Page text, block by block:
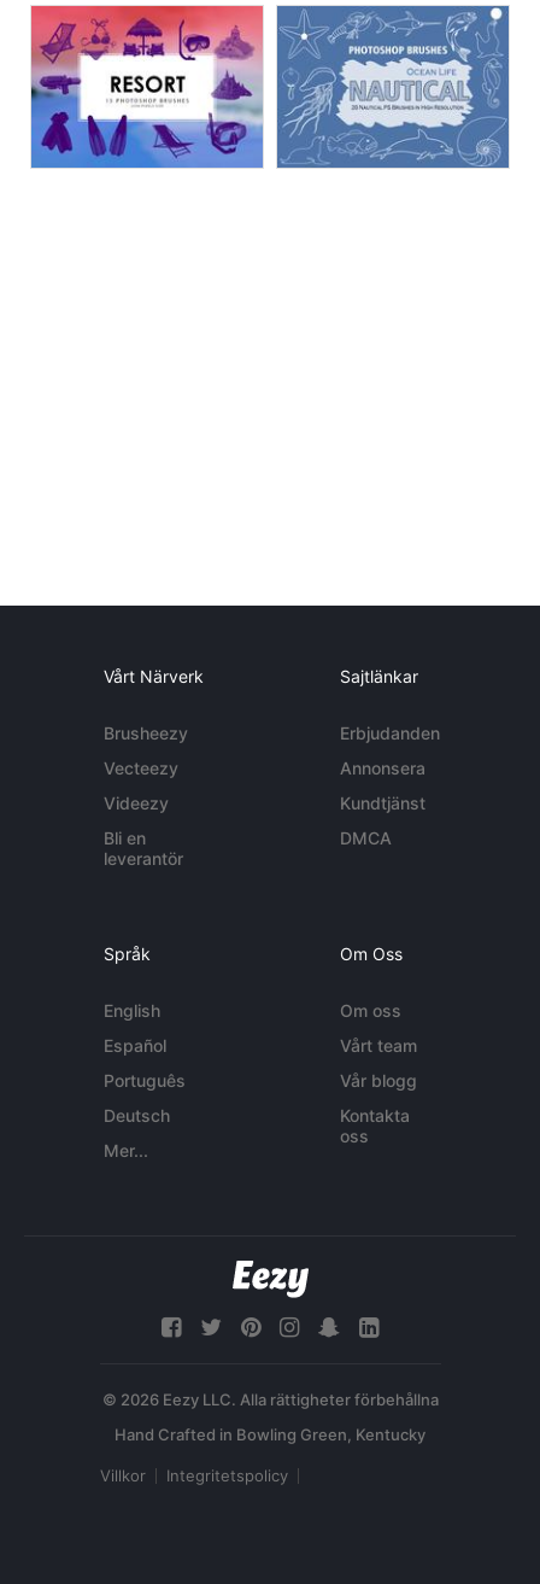
Vårt Närverk
Brusheezy
Vecteezy
Videezy
Bli en
leverantör
Sajtlänkar
Erbjudanden
Annonsera
Kundtjänst
DMCA
Språk
English
Español
Português
Deutsch
Mer...
Om Oss
Om oss
Vårt team
Vår blogg
Kontakta
oss
© 2026 Eezy LLC. Alla rättigheter förbehållna
Villkor Integritetspolicy